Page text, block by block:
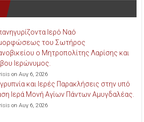
Ιερό Ναό
του Σωτήρος
ο Μητροπολίτης Λαρίσης και
Ιερώνυμος.
on Αυγ 6, 2026
και Ιερές Παρακλήσεις στην υπό
Ιερά Μονή Αγίων Πάντων Αμυγδαλέας.
on Αυγ 6, 2026